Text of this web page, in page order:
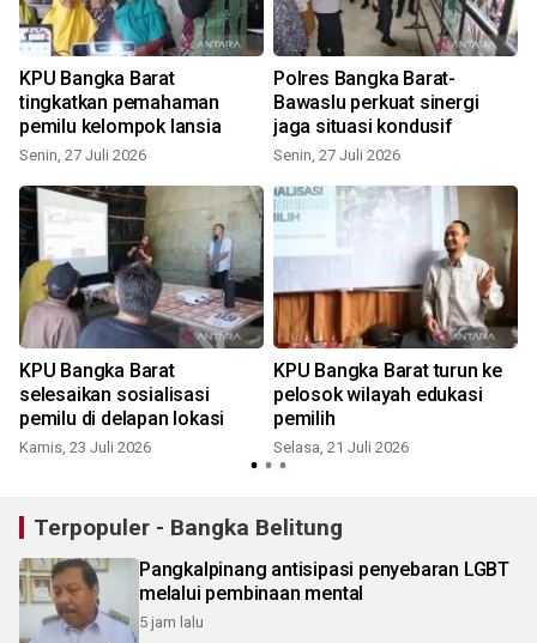
KPU Bangka Barat
tingkatkan pemahaman
pemilu kelompok lansia
Senin, 27 Juli 2026
Polres Bangka Barat-
Bawaslu perkuat sinergi
jaga situasi kondusif
Senin, 27 Juli 2026
KPU Bangka Barat
selesaikan sosialisasi
pemilu di delapan lokasi
Kamis, 23 Juli 2026
KPU Bangka Barat turun ke
pelosok wilayah edukasi
pemilih
Selasa, 21 Juli 2026
Terpopuler - Bangka Belitung
Pangkalpinang antisipasi penyebaran LGBT
melalui pembinaan mental
5 jam lalu